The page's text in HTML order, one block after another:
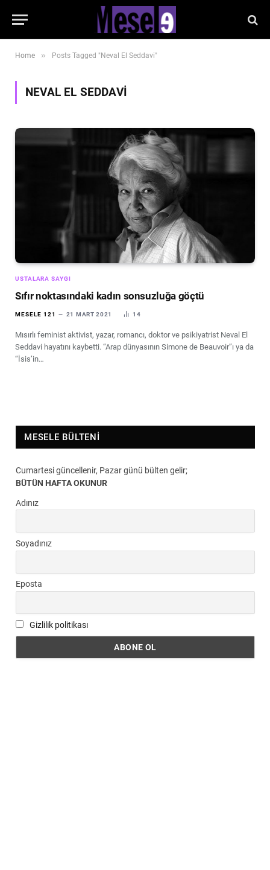
Home » Posts Tagged "Neval El Seddavi"
NEVAL EL SEDDAVI
USTALARA SAYGI
Sıfır noktasındaki kadın sonsuzluğa göçtü
MESELE 121 21 MART 2021 14
Mısırlı feminist aktivist, yazar, romancı, doktor ve psikiyatrist Neval El
Seddavi hayatını kaybetti. “Arap dünyasının Simone de Beauvoir”ı ya da
“İsis’in…
MESELE BÜLTENI
Cumartesi güncellenir, Pazar günü bülten gelir;
BÜTÜN HAFTA OKUNUR
Adınız
Soyadınız
Eposta
Gizlilik politikası